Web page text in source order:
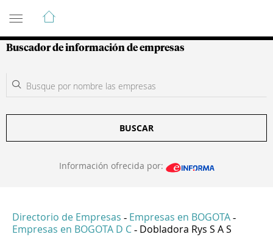
Guía de Empresas Colombianas
Buscador de información de empresas
BUSCAR
Información ofrecida por:
Directorio de Empresas - Empresas en BOGOTA -
Empresas en BOGOTA D C - Dobladora Rys S A S